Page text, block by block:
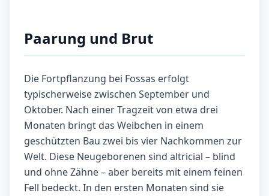
Paarung und Brut
Die Fortpflanzung bei Fossas erfolgt
typischerweise zwischen September und
Oktober. Nach einer Tragzeit von etwa drei
Monaten bringt das Weibchen in einem
geschützten Bau zwei bis vier Nachkommen zur
Welt. Diese Neugeborenen sind altricial – blind
und ohne Zähne – aber bereits mit einem feinen
Fell bedeckt. In den ersten Monaten sind sie